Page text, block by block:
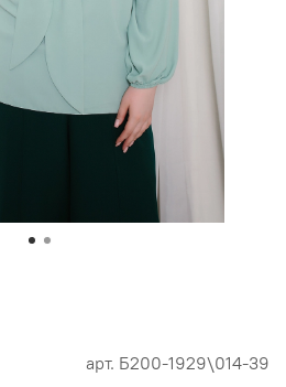
арт. Б200-1929\014-39